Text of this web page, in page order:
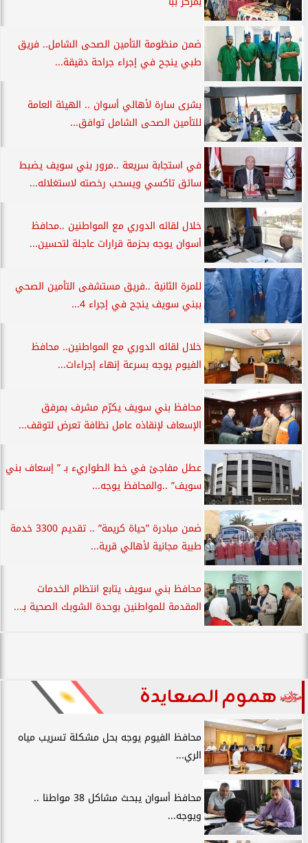
ضمن منظومة التأمين الصحى الشامل.. فريق
طبي ينجح في إجراء جراحة دقيقة...
بشرى سارة لأهالي أسوان .. الهيئة العامة
للتأمين الصحى الشامل توافق...
في استجابة سريعة ..مرور بني سويف يضبط
سائق تاكسي ويسحب رخصته لاستغلاله...
خلال لقائه الدوري مع المواطنين ..محافظ
أسوان يوجه بحزمة قرارات عاجلة لتحسين...
للمرة الثانية ..فريق مستشفى التأمين الصحي
ببني سويف ينجح في إجراء 4...
خلال لقائه الدوري مع المواطنين.. محافظ
الفيوم يوجه بسرعة إنهاء إجراءات...
محافظ بني سويف يكرّم مشرف بمرفق
الإسعاف لإنقاذه عامل نظافة تعرض لتوقف...
عطل مفاجئ في خط الطواريء بـ ” إسعاف بني
سويف” ..والمحافظ يوجه...
ضمن مبادرة ”حياة كريمة” .. تقديم 3300 خدمة
طبية مجانية لأهالي قرية...
محافظ بني سويف يتابع انتظام الخدمات
المقدمة للمواطنين بوحدة الشوبك الصحية بـ...
هموم الصعايدة
محافظ الفيوم يوجه بحل مشكلة تسريب مياه
الري...
محافظ أسوان يبحث مشاكل 38 مواطنا ..
ويوجه...